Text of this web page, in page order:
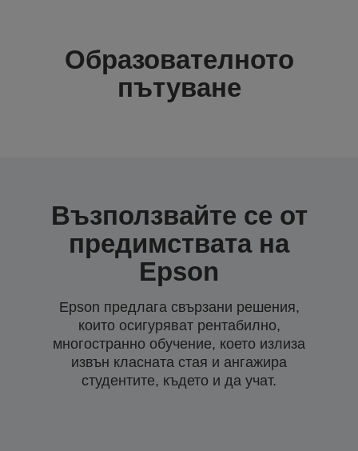
Образователното
пътуване
Възползвайте се от
предимствата на
Epson
Epson предлага свързани решения,
които осигуряват рентабилно,
многостранно обучение, което излиза
извън класната стая и ангажира
студентите, където и да учат.